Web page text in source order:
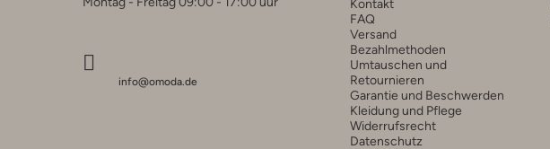
info@omoda.de
Kontakt
FAQ
Versand
Bezahlmethoden
Umtauschen und
Retournieren
Garantie und Beschwerden
Kleidung und Pflege
Widerrufsrecht
Datenschutz